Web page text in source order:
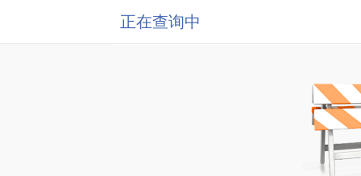
正在查询中